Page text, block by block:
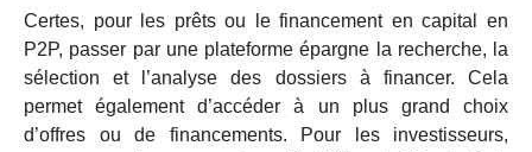
Certes, pour les prêts ou le financement en capital en
P2P, passer par une plateforme épargne la recherche, la
sélection et l’analyse des dossiers à financer. Cela
permet également d’accéder à un plus grand choix
d’offres ou de financements. Pour les investisseurs,